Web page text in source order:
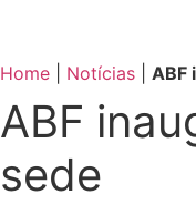
Home Notícias ABF
ABF
sede